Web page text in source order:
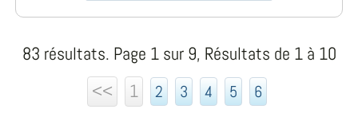
83 résultats. Page 1 sur 9, Résultats de 1 à 10
<<
1 2 3 4 5 6